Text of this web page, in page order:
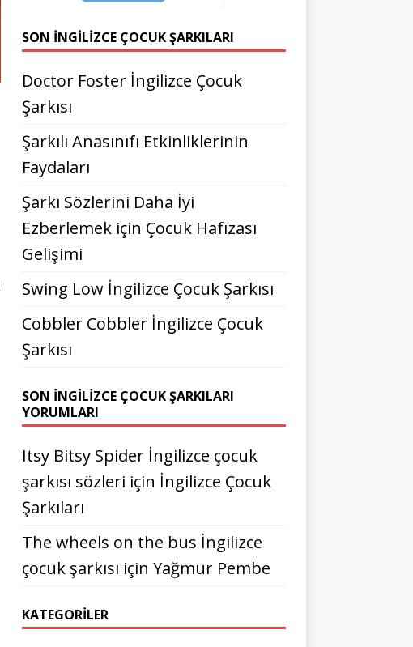
SON İNGILIZCE ÇOCUK ŞARKILARI
Doctor Foster İngilizce Çocuk
Şarkısı
Şarkılı Anasınıfı Etkinliklerinin
Faydaları
Şarkı Sözlerini Daha İyi
Ezberlemek için Çocuk Hafızası
Gelişimi
Swing Low İngilizce Çocuk Şarkısı
Cobbler Cobbler İngilizce Çocuk
Şarkısı
SON İNGILIZCE ÇOCUK ŞARKILARI
YORUMLARI
Itsy Bitsy Spider İngilizce çocuk
şarkısı sözleri için İngilizce Çocuk
Şarkıları
The wheels on the bus İngilizce
çocuk şarkısı için Yağmur Pembe
KATEGORILER